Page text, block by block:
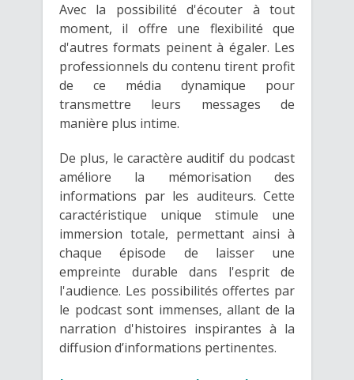
Avec la possibilité d'écouter à tout
moment, il offre une flexibilité que
d'autres formats peinent à égaler. Les
professionnels du contenu tirent profit
de ce média dynamique pour
transmettre leurs messages de
manière plus intime.
De plus, le caractère auditif du podcast
améliore la mémorisation des
informations par les auditeurs. Cette
caractéristique unique stimule une
immersion totale, permettant ainsi à
chaque épisode de laisser une
empreinte durable dans l'esprit de
l'audience. Les possibilités offertes par
le podcast sont immenses, allant de la
narration d'histoires inspirantes à la
diffusion d’informations pertinentes.